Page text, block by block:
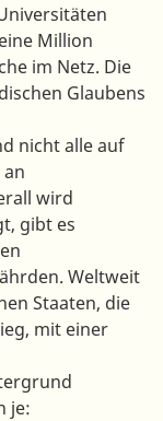
Million
im Netz. Die
Glaubens
nicht alle auf
wird
gibt es
Weltweit
Staaten, die
mit einer
je: